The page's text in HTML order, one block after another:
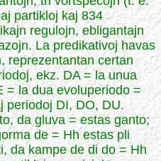
partikloj kaj 834
regulojn, ebligantajn
La predikativoj havas
reprezentantan certan
ekz. DA = la unua
= la dua evoluperiodo =
periodoj DI, DO, DU.
da gluva = estas ganto;
de = Hh estas pli
da kampe de di do = Hh